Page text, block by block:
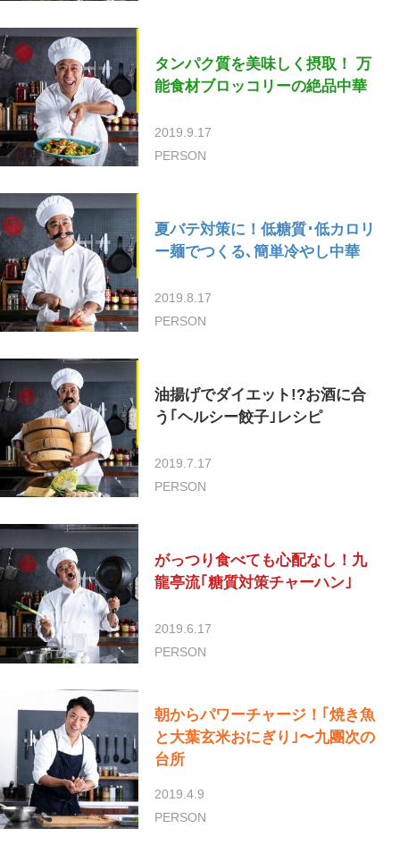
タンパク質を美味しく摂取！ 万
能食材ブロッコリーの絶品中華
2019.9.17
PERSON
夏バテ対策に！低糖質･低カロリ
ー麺でつくる､簡単冷やし中華
2019.8.17
PERSON
油揚げでダイエット!?お酒に合
う｢ヘルシー餃子｣レシピ
2019.7.17
PERSON
がっつり食べても心配なし！九
龍亭流｢糖質対策チャーハン｣
2019.6.17
PERSON
朝からパワーチャージ！｢焼き魚
と大葉玄米おにぎり｣〜九團次の
台所
2019.4.9
PERSON